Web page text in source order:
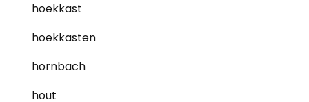
hoekkast
hoekkasten
hornbach
hout